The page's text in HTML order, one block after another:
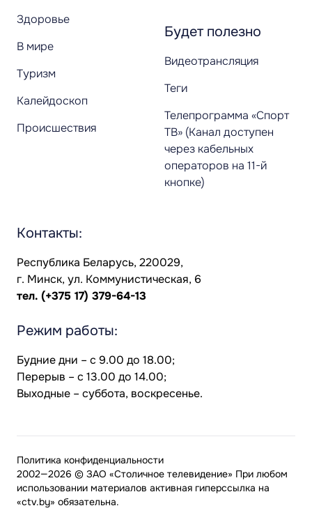
Здоровье
В мире
Туризм
Калейдоскоп
Происшествия
Будет полезно
Видеотрансляция
Теги
Телепрограмма «Спорт
ТВ» (Канал доступен
через кабельных
операторов на 11-й
кнопке)
Контакты:
Республика Беларусь, 220029,
г. Минск, ул. Коммунистическая, 6
тел. (+375 17) 379-64-13
Режим работы:
Будние дни – с 9.00 до 18.00;
Перерыв – с 13.00 до 14.00;
Выходные – суббота, воскресенье.
2002—2026 © ЗАО «Столичное телевидение» При любом
использовании материалов активная гиперссылка на
«ctv.by» обязательна.
Политика конфиденциальности